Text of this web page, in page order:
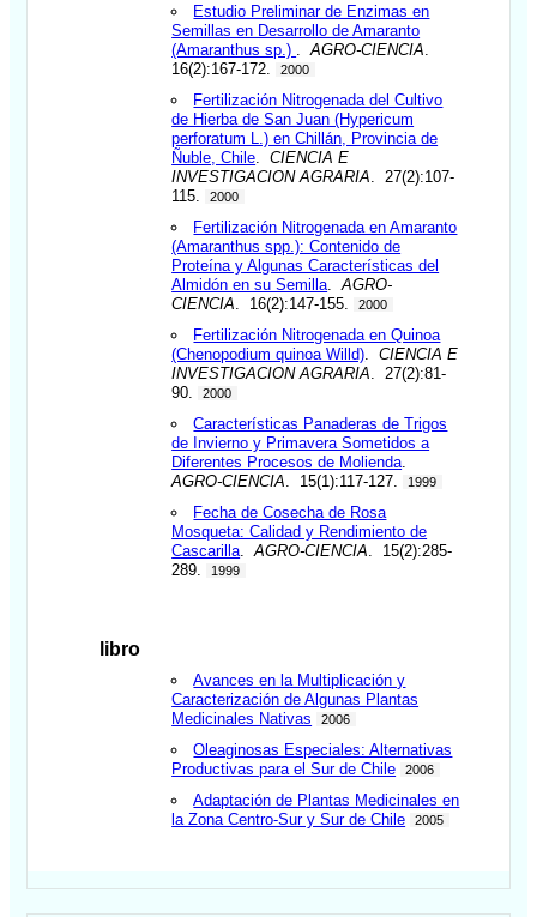
Estudio Preliminar de Enzimas en
Semillas en Desarrollo de Amaranto
(Amaranthus sp.)
.AGRO-CIENCIA
16(2):167-172.
2000
Fertilización Nitrogenada del Cultivo
de Hierba de San Juan (Hypericum
perforatum L.) en Chillán, Provincia de
Ñuble, Chile .CIENCIA E
INVESTIGACION AGRARIA . 27(2):107-
115.
2000
Fertilización Nitrogenada en Amaranto
(Amaranthus spp.): Contenido de
Proteína y Algunas Características del
Almidón en su Semilla .AGRO-
CIENCIA . 16(2):147-155. 2000
Fertilización Nitrogenada en Quinoa
(Chenopodium quinoa Willd) .CIENCIA E
INVESTIGACION AGRARIA . 27(2):81-
90.
2000
Características Panaderas de Trigos
de Invierno y Primavera Sometidos a
Diferentes Procesos de Molienda
AGRO-CIENCIA . 15(1):117-127. 1999
Fecha de Cosecha de Rosa
Mosqueta: Calidad y Rendimiento de
Cascarilla .AGRO-CIENCIA . 15(2):285-
289.
1999
libro
Avances en la Multiplicación y
Caracterización de Algunas Plantas
Medicinales Nativas
2006
Oleaginosas Especiales: Alternativas
Productivas para el Sur de Chile
2006
Adaptación de Plantas Medicinales en
la Zona Centro-Sur y Sur de Chile
2005